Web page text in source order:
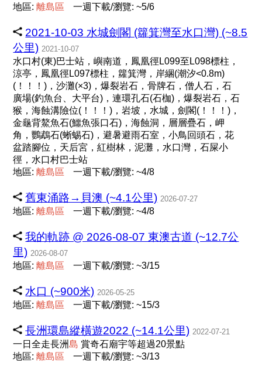
地區:離島區 一週下載/瀏覽: ~5/6
2021-10-03 水城劍閣 (籮箕灣至水口灣) (~8.5
公里) 2021-10-07
水口村(東)巴士站，嶼南道，鳳凰徑L099至L098標柱，
涼亭，鳳凰徑L097標柱，籮箕灣，岸綑(潮汐<0.8m)
(！！！)，沙灘(×3)，爆裂岩石，骨牌石，僧人石，石
廣場(釣魚台、大平台)，連環孔石(石枷)，爆裂岩石，石
猴，海蝕溝險位(！！！)，岩坡，水城，劍閣(！！！)，
金龜背鰲魚石(鱷魚張口石)，海蝕洞，層層疊石，岬
角，鸚鵡石(蜥蜴石)，避暑避雨石室，小鳥回頭石，花
盆踏腳位，天后宮，紅樹林，泥灘，水口灣，石屎小
徑，水口村巴士站
地區:離島區 一週下載/瀏覽: ~4/8
舊東涌路→貝澳 (~4.1公里) 2026-07-27
地區:離島區 一週下載/瀏覽: ~4/8
我的軌跡 @ 2026-08-07 東澳古道 (~12.7公
里) 2026-08-07
地區:離島區 一週下載/瀏覽: ~3/15
水口 (~900米) 2026-05-25
地區:離島區 一週下載/瀏覽: ~15/3
長洲環島縱橫遊2022 (~14.1公里) 2022-07-21
一日全走長洲島 賞奇石廟宇等超過20景點
地區:離島區 一週下載/瀏覽: ~3/13